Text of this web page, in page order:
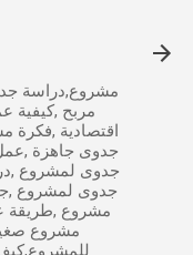
مشروع,دراسة
مربح ,كيفية
اقتصادية ,فكرة
جدوى جاهزة
جدوى لمشروع
جدوى لمشروع
مشروع ,طريقة
مشروع